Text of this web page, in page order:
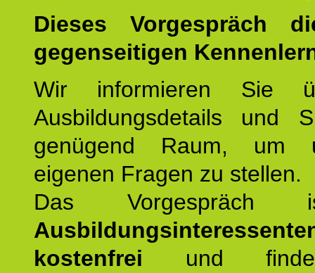
Dieses Vorgespräch
gegenseitigen
Wir informieren Sie
Ausbildungsdetails und
genügend Raum, um
eigenen Fragen zu stellen.
Das
kostenfrei und